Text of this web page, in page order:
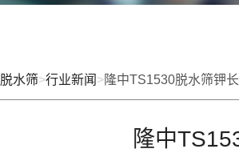
脱水筛>行业新闻 >隆中TS1530脱水筛钾
隆中